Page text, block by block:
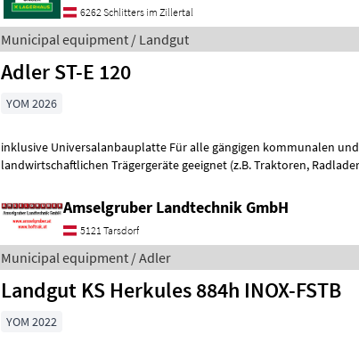
6262 Schlitters im Zillertal
Municipal equipment / Landgut
Adler ST-E 120
YOM 2026
inklusive Universalanbauplatte Für alle gängigen kommunalen und
landwirtschaftlichen Trägergeräte geeignet (z.B. Traktoren, Radlader,
Amselgruber Landtechnik GmbH
5121 Tarsdorf
Municipal equipment / Adler
Landgut KS Herkules 884h INOX-FSTB
YOM 2022